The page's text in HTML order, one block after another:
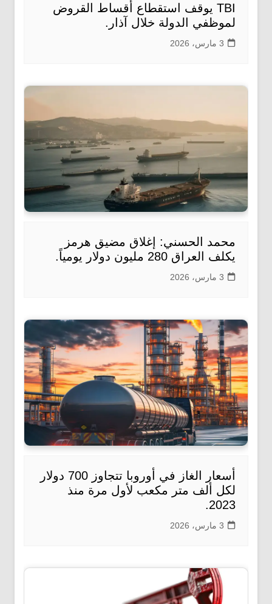
TBI يوقف استقطاع أقساط القروض
لموظفي الدولة خلال آذار.
3 مارس، 2026
محمد الحسني: إغلاق مضيق هرمز
يكلف العراق 280 مليون دولار يومياً.
3 مارس، 2026
أسعار الغاز في أوروبا تتجاوز 700 دولار
لكل ألف متر مكعب لأول مرة منذ
2023.
3 مارس، 2026